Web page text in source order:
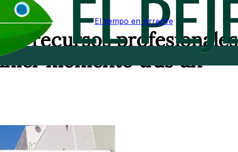
El tiempo en Arrecife
recursos profesionales
momento tras un